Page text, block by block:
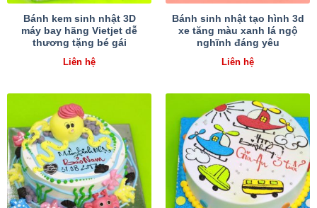
Bánh kem sinh nhật 3D
máy bay hãng Vietjet dễ
thương tặng bé gái
Liên hệ
Bánh sinh nhật tạo hình 3d
xe tăng màu xanh lá ngộ
nghĩnh đáng yêu
Liên hệ